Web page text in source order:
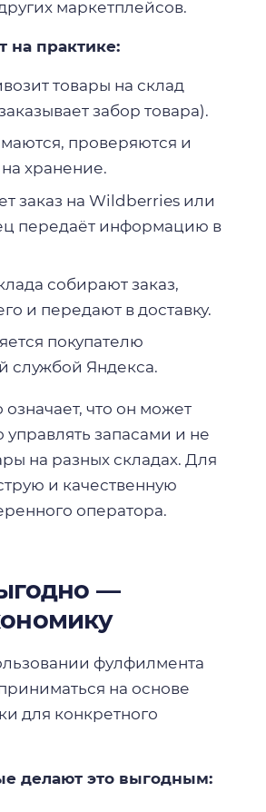
маркетплейсов.
на практике:
товары на склад
забор товара).
проверяются и
хранение.
заказ на Wildberries или
передаёт информацию в
собирают заказ,
и передают в доставку.
покупателю
службой Яндекса.
что он может
запасами и не
на разных складах. Для
и качественную
оператора.
—
фулфилмента
на основе
для конкретного
делают это выгодным: